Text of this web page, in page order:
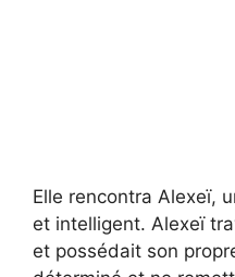
Elle rencontra Alexeï,
et intelligent. Alexeï
et possédait son